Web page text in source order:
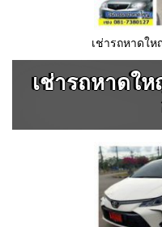
เช่ารถหาดใ
เช่ารถหาดใ